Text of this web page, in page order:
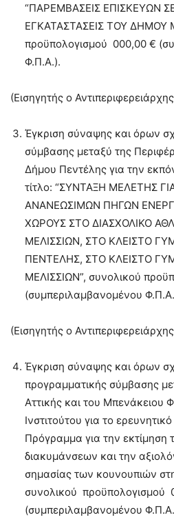
“ΠΑΡΕΜΒΑΣΕΙΣ ΕΠΙΣΚΕΥΩΝ
ΕΓΚΑΤΑΣΤΑΣΕΙΣ ΤΟΥ ΔΗΜΟΥ
προϋπολογισμού 000,00 €
Φ.Π.Α.).
(Εισηγητής ο
Έγκριση σύναψης και όρων
σύμβασης μεταξύ της
Δήμου Πεντέλης για την
τίτλο: “ΣΥΝΤΑΞΗ ΜΕΛΕΤΗΣ
ΑΝΑΝΕΩΣΙΜΩΝ ΠΗΓΩΝ
ΧΩΡΟΥΣ ΣΤΟ ΔΙΑΣΧΟΛΙΚΟ
ΜΕΛΙΣΣΙΩΝ, ΣΤΟ ΚΛΕΙΣΤΟ
ΠΕΝΤΕΛΗΣ, ΣΤΟ ΚΛΕΙΣΤΟ
ΜΕΛΙΣΣΙΩΝ”, συνολικού
(συμπεριλαμβανομένου
(Εισηγητής ο
Έγκριση σύναψης και όρων
προγραμματικής σύμβασης
Αττικής και του Μπενάκειου
Ινστιτούτου για το
Πρόγραμμα για την
διακυμάνσεων και την
σημασίας των κουνουπιών
συνολικού προϋπολογισμού
(συμπεριλαμβανομένου